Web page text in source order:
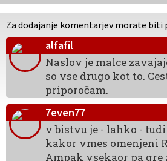
Za dodajanje komentarjev morate biti
alfafil
Naslov je malce
so vse drugo kot to.
priporočam.
7even77
v bistvu je - lahko -
kakor vmes omenjeni
Ampak vsekaor pa gre